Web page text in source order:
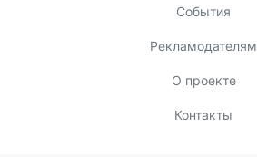
События
Рекламодателям
О проекте
Контакты